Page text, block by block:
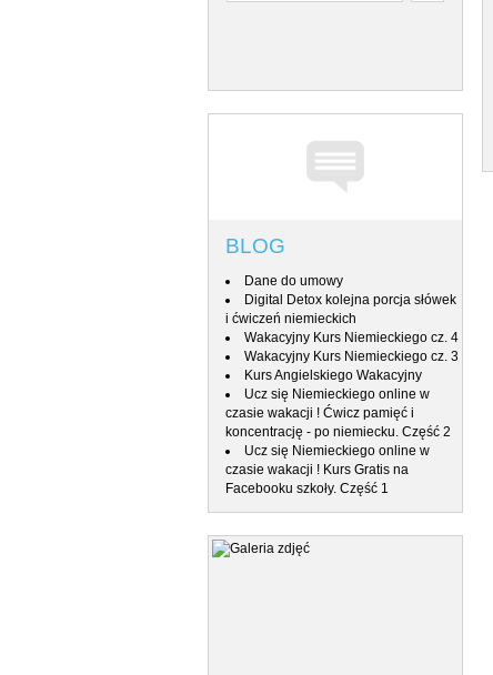
BLOG
Dane do umowy
Digital Detox kolejna porcja słówek
i ćwiczeń niemieckich
Wakacyjny Kurs Niemieckiego cz. 4
Wakacyjny Kurs Niemieckiego cz. 3
Kurs Angielskiego Wakacyjny
Ucz się Niemieckiego online w
czasie wakacji ! Ćwicz pamięć i
koncentrację - po niemiecku. Część 2
Ucz się Niemieckiego online w
czasie wakacji ! Kurs Gratis na
Facebooku szkoły. Część 1